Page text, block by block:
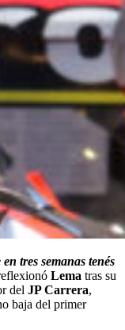
tres semanas tenés
Lema tras su
del JP Carrera,
baja del primer